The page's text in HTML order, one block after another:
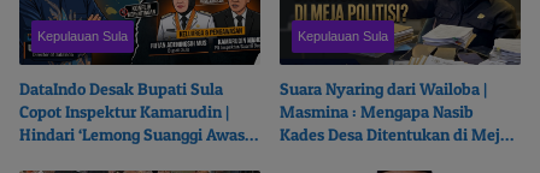
Kepulauan Sula
DataIndo Desak Bupati Sula
Copot Inspektur Kamarudin |
Hindari ‘Lemong Suanggi Awasi
Kepulauan Sula
Suara Nyaring dari Wailoba |
Masmina : Mengapa Nasib
Kades Desa Ditentukan di Meja